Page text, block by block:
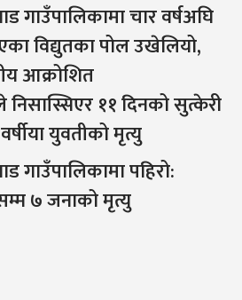
गाउँपालिकामा चार वर्षअघि
विद्युतका पोल उखेलियो,
आक्रोशित
निसास्सिएर ११ दिनको सुत्केरी
युवतीको मृत्यु
गाउँपालिकामा पहिरो:
७ जनाको मृत्यु